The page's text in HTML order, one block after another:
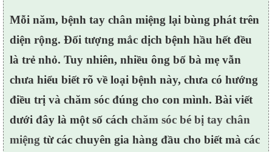
Mỗi năm, bệnh tay chân miệng lại bùng phát trên
diện rộng. Đối tượng mắc dịch bệnh hầu hết đều
là trẻ nhỏ. Tuy nhiên, nhiều ông bố bà mẹ vẫn
chưa hiểu biết rõ về loại bệnh này, chưa có hướng
điều trị và chăm sóc đúng cho con mình. Bài viết
dưới đây là một số cách chăm sóc bé bị tay chân
miệng từ các chuyên gia hàng đầu cho biết mà các